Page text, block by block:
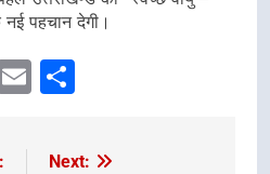
पहचान देगी।
Email
Next: